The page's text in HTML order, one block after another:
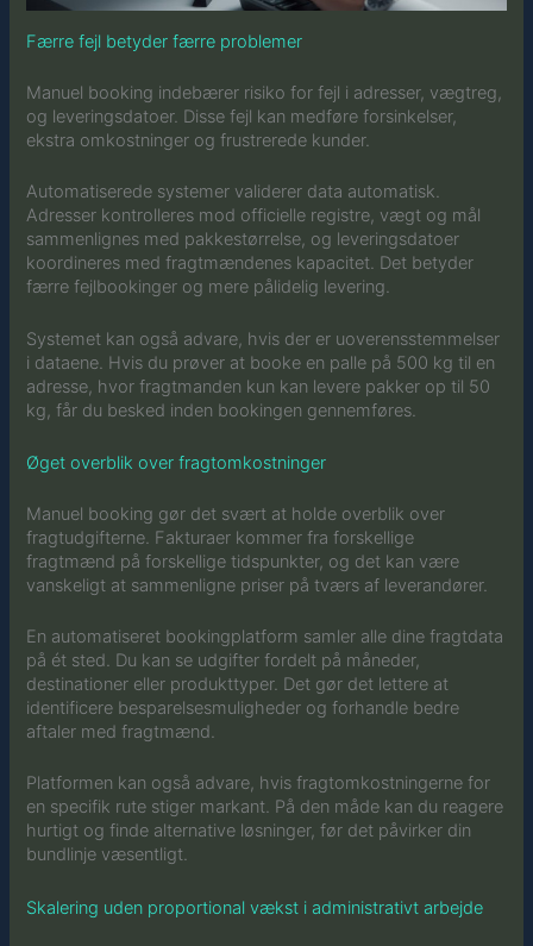
Færre fejl betyder færre problemer
Manuel booking indebærer risiko for fejl i adresser, vægtreg,
og leveringsdatoer. Disse fejl kan medføre forsinkelser,
ekstra omkostninger og frustrerede kunder.
Automatiserede systemer validerer data automatisk.
Adresser kontrolleres mod officielle registre, vægt og mål
sammenlignes med pakkestørrelse, og leveringsdatoer
koordineres med fragtmændenes kapacitet. Det betyder
færre fejlbookinger og mere pålidelig levering.
Systemet kan også advare, hvis der er uoverensstemmelser
i dataene. Hvis du prøver at booke en palle på 500 kg til en
adresse, hvor fragtmanden kun kan levere pakker op til 50
kg, får du besked inden bookingen gennemføres.
Øget overblik over fragtomkostninger
Manuel booking gør det svært at holde overblik over
fragtudgifterne. Fakturaer kommer fra forskellige
fragtmænd på forskellige tidspunkter, og det kan være
vanskeligt at sammenligne priser på tværs af leverandører.
En automatiseret bookingplatform samler alle dine fragtdata
på ét sted. Du kan se udgifter fordelt på måneder,
destinationer eller produkttyper. Det gør det lettere at
identificere besparelsesmuligheder og forhandle bedre
aftaler med fragtmænd.
Platformen kan også advare, hvis fragtomkostningerne for
en specifik rute stiger markant. På den måde kan du reagere
hurtigt og finde alternative løsninger, før det påvirker din
bundlinje væsentligt.
Skalering uden proportional vækst i administrativt arbejde